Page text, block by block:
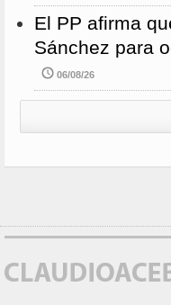
El PP afirma
Sánchez para
06/08/26